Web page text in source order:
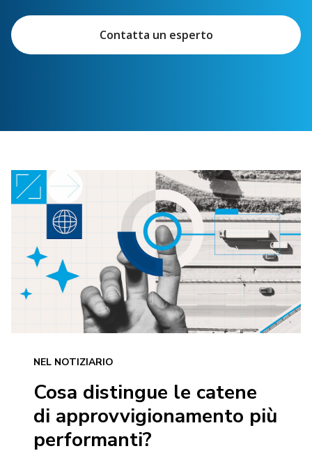
Contatta un esperto
NEL NOTIZIARIO
Cosa distingue le catene
di approvvigionamento più
performanti?